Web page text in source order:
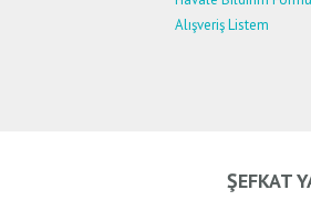
Alışveriş Listem
ŞEFKAT